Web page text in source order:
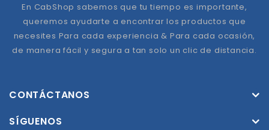
En CabShop sabemos que tu tiempo es importante,
queremos ayudarte a encontrar los productos que
necesites Para cada experiencia & Para cada ocasión,
de manera fácil y segura a tan solo un clic de distancia.
CONTÁCTANOS
SÍGUENOS